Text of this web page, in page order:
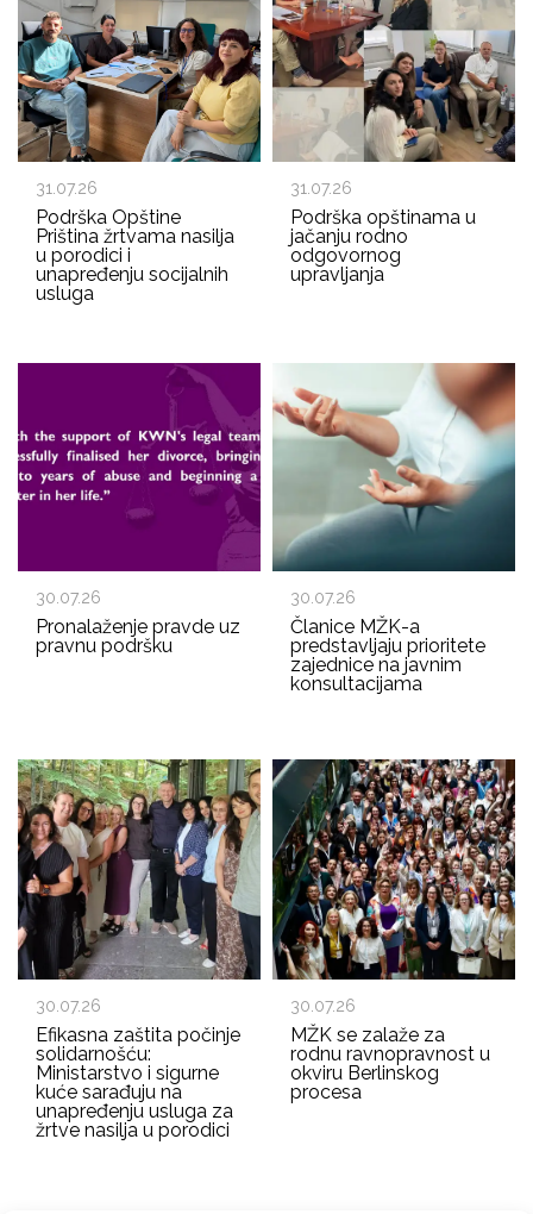
31.07.26
Podrška Opštine
Priština žrtvama nasilja
u porodici i
unapređenju socijalnih
usluga
31.07.26
Podrška opštinama u
jačanju rodno
odgovornog
upravljanja
30.07.26
Pronalaženje pravde uz
pravnu podršku
30.07.26
Članice MŽK-a
predstavljaju prioritete
zajednice na javnim
konsultacijama
30.07.26
Efikasna zaštita počinje
solidarnošću:
Ministarstvo i sigurne
kuće sarađuju na
unapređenju usluga za
žrtve nasilja u porodici
30.07.26
MŽK se zalaže za
rodnu ravnopravnost u
okviru Berlinskog
procesa